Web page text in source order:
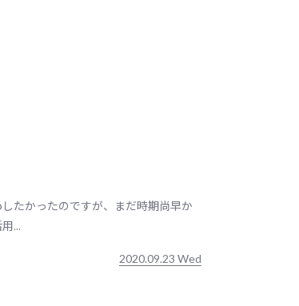
たかったのですが、まだ時期尚早か
...
2020.09.23 Wed